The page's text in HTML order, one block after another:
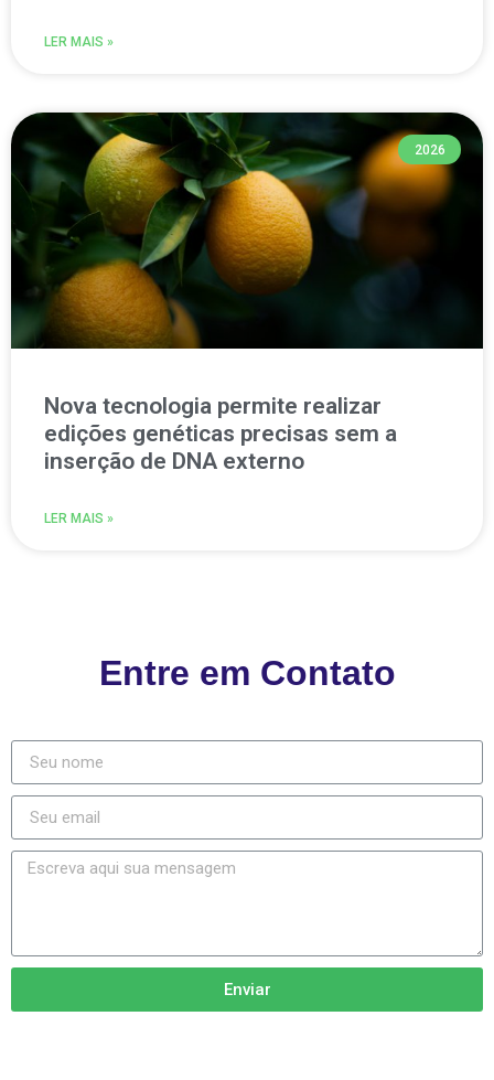
LER MAIS »
2026
Nova tecnologia permite realizar
edições genéticas precisas sem a
inserção de DNA externo
LER MAIS »
Entre em Contato
Enviar